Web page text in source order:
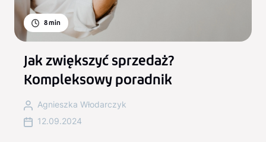
8min
Jak zwiększyć sprzedaż?
Kompleksowy poradnik
Agnieszka Włodarczyk
12.09.2024